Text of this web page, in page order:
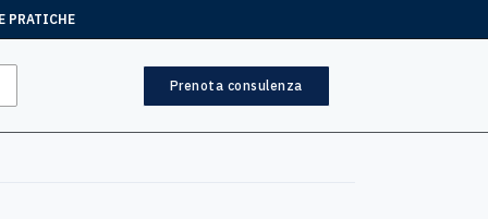
PRATICHE
Prenota consulenza